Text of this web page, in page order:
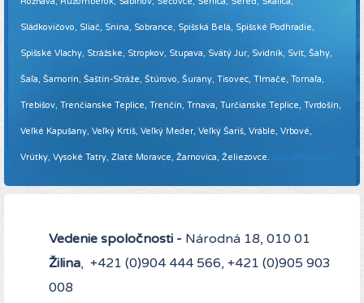
Sládkovičovo, Sliač, Snina, Sobrance, Spišská Belá, Spišské Podhradie,
Spišské Vlachy, Strážske, Stropkov, Stupava, Svätý Jur, Svidník, Svit, Šahy,
Šaľa, Šamorín, Šaštín-Stráže, Štúrovo, Šurany, Tisovec, Tlmače, Tornaľa,
Trebišov, Trenčianske Teplice, Trenčín, Trnava, Turčianske Teplice, Tvrdošín,
Veľké Kapušany, Veľký Krtíš, Veľký Meder, Veľký Šariš, Vráble, Vrbové,
Vrútky, Vysoké Tatry, Zlaté Moravce, Žarnovica, Želiezovce. Viac informácií ...
Vedenie spoločnosti - Národná 18, 010 01
Žilina, +421 (0)904 444 566, +421 (0)905 903
008